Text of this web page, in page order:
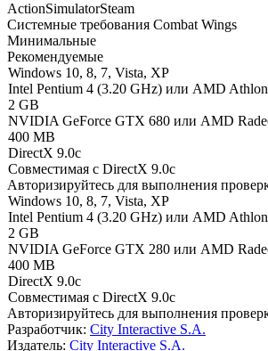
ActionSimulatorSteam
Системные требования Combat Wings
Минимальные
Рекомендуемые
Windows 10, 8, 7, Vista, XP
Intel Pentium 4 (3.20 GHz) или AMD
2 GB
NVIDIA GeForce GTX 680 или AMD
400 MB
DirectX 9.0c
Совместимая с DirectX 9.0c
Авторизируйтесь для выполнения
Windows 10, 8, 7, Vista, XP
Intel Pentium 4 (3.20 GHz) или AMD
2 GB
NVIDIA GeForce GTX 280 или AMD
400 MB
DirectX 9.0c
Совместимая с DirectX 9.0c
Авторизируйтесь для выполнения
Разработчик: City Interactive S.A.
Издатель: City Interactive S.A.